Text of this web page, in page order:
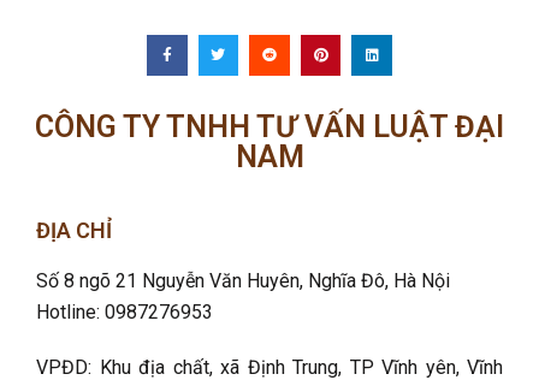
CÔNG TY TNHH TƯ VẤN LUẬT ĐẠI
NAM
ĐỊA CHỈ
Số 8 ngõ 21 Nguyễn Văn Huyên, Nghĩa Đô, Hà Nội
Hotline: 0987276953
VPĐD: Khu địa chất, xã Định Trung, TP Vĩnh yên, Vĩnh